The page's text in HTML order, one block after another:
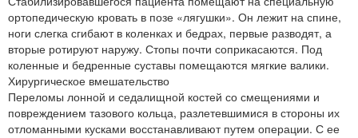
ортопедическую кровать в позе «лягушки». Он лежит на спине,
ноги слегка сгибают в коленках и бедрах, первые разводят, а
вторые ротируют наружу. Стопы почти соприкасаются. Под
коленные и бедренные суставы помещаются мягкие валики.
Хирургическое вмешательство
Переломы лонной и седалищной костей со смещениями и
повреждением тазового кольца, разлетевшимися в стороны их
отломанными кусками восстанавливают путем операции. С ее